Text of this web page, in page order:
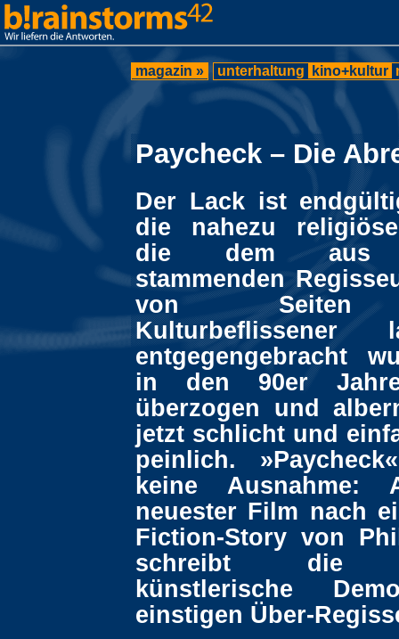
magazin » unterhaltung kino+kultur
Paycheck – Die
Der Lack ist
die nahezu
die dem aus
stammenden
von Seiten
Kulturbeflissener
entgegengebracht
in den 90er
überzogen und
jetzt schlicht und
peinlich.
keine Ausnahme:
neuester Film nach
Fiction-Story von
schreibt die
künstlerische
einstigen Über-